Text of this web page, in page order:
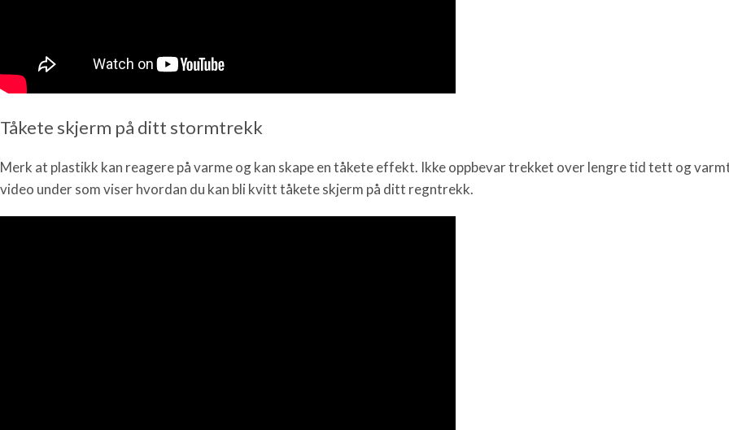
Tåkete skjerm på ditt stormtrekk
Merk at plastikk kan reagere på varme og kan skape en tåkete effekt. Ikke oppbevar trekket over lengre tid tett og
video under som viser hvordan du kan bli kvitt tåkete skjerm på ditt regntrekk.